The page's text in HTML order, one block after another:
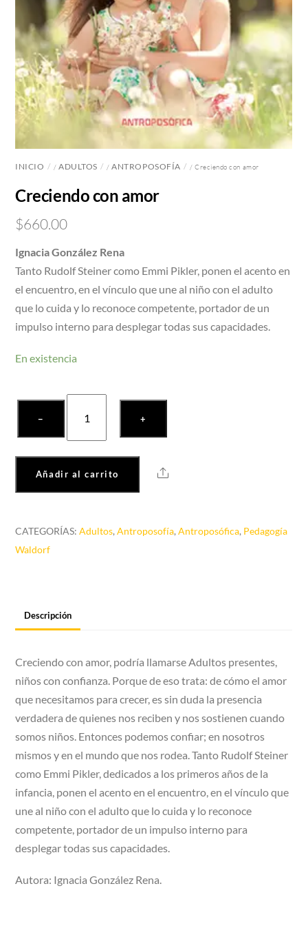
INICIO /ADULTOS /ANTROPOSOFÍA / Creciendo con amor
Creciendo con amor
$660.00
Ignacia González Rena
Tanto Rudolf Steiner como Emmi Pikler, ponen el acento en
el encuentro, en el vínculo que une al niño con el adulto
que lo cuida y lo reconoce competente, portador de un
impulso interno para desplegar todas sus capacidades.
En existencia
−
amor
cantidad
+
Añadir al carrito Share
CATEGORÍAS:Adultos,Antroposofía,Antroposófica, Pedagogía
Waldorf
Descripción
Creciendo con amor, podría llamarse Adultos presentes,
niños con confianza. Porque de eso trata: de cómo el amor
que necesitamos para crecer, es sin duda la presencia
verdadera de quienes nos reciben y nos sostienen cuando
somos niños. Entonces podemos confiar; en nosotros
mismos y en el mundo que nos rodea. Tanto Rudolf Steiner
como Emmi Pikler, dedicados a los primeros años de la
infancia, ponen el acento en el encuentro, en el vínculo que
une al niño con el adulto que lo cuida y lo reconoce
competente, portador de un impulso interno para
desplegar todas sus capacidades.
Autora: Ignacia González Rena.